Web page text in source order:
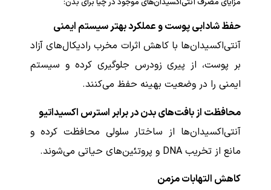
مزایای مصرف آنتی‌اکسیدان‌های موجود در چیا برای بدن:
حفظ شادابی پوست و عملکرد بهتر سیستم ایمنی
آنتی‌اکسیدان‌ها با کاهش اثرات مخرب رادیکال‌های آزاد
بر پوست، از پیری زودرس جلوگیری کرده و سیستم
ایمنی را در وضعیت بهینه حفظ می‌کنند.
محافظت از بافت‌های بدن در برابر استرس اکسیداتیو
آنتی‌اکسیدان‌ها از ساختار سلولی محافظت کرده و
مانع از تخریب DNA و پروتئین‌های حیاتی می‌شوند.
کاهش التهابات مزمن